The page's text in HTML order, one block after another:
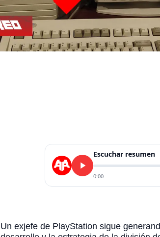
Escuchar resumen
0:00
Un exjefe de PlayStation sigue